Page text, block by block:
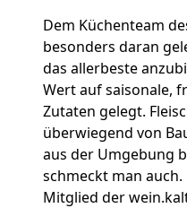
Dem Küchenteam
besonders daran
das allerbeste
Wert auf saisonale,
Zutaten gelegt.
überwiegend von
aus der Umgebung
schmeckt man
Mitglied der